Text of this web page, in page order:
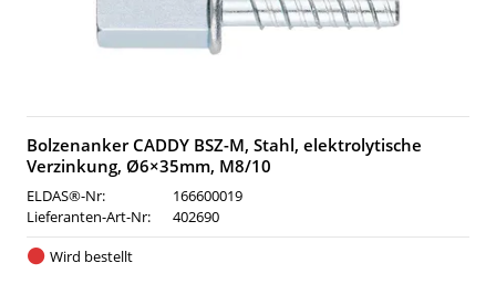
Bolzenanker CADDY BSZ-M, Stahl, elektrolytische
Verzinkung, Ø6×35mm, M8/10
ELDAS®-Nr:
166600019
Lieferanten-Art-Nr:
402690
Wird bestellt